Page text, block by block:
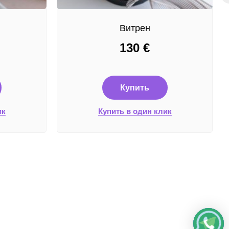
Витрен
130 €
Купить
Купить в один клик